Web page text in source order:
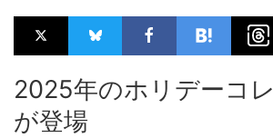
2025年のホリデーコ
が登場